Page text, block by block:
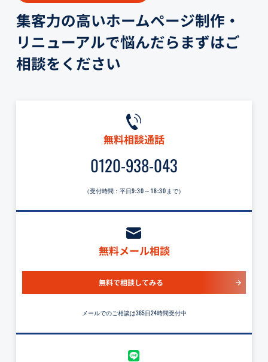
集客力の高いホームページ制作・
リニューアルで悩んだらまずはご
相談をください
無料相談通話
0120-938-043
（受付時間：平日9:30～18:30 まで）
無料メール相談
無料で相談してみる
メールでのご相談は365日24時間受付中